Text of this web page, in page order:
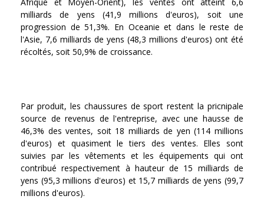
milliards de yens (41,9 millions d'euros), soit une
progression de 51,3%. En Oceanie et dans le reste de
l'Asie, 7,6 milliards de yens (48,3 millions d'euros) ont été
récoltés, soit 50,9% de croissance.
Par produit, les chaussures de sport restent la pricnipale
source de revenus de l'entreprise, avec une hausse de
46,3% des ventes, soit 18 milliards de yen (114 millions
d'euros) et quasiment le tiers des ventes. Elles sont
suivies par les vêtements et les équipements qui ont
contribué respectivement à hauteur de 15 milliards de
yens (95,3 millions d'euros) et 15,7 milliards de yens (99,7
millions d'euros).